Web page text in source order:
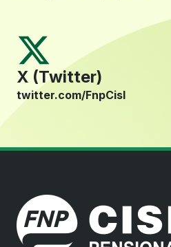
X (Twitter)
twitter.com/FnpCisl